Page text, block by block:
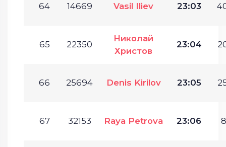
64 14669 Vasil Iliev 23:03
65 22350
Николай
Христов
23:04
66 25694 Denis Kirilov 23:05
67 32153 Raya Petrova 23:06